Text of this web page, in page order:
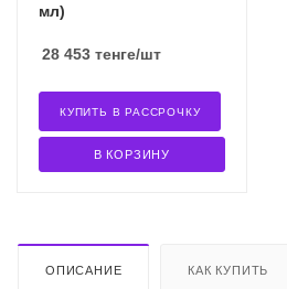
мл)
28 453 тенге/шт
В КОРЗИНУ
КУПИТЬ В РАССРОЧКУ
ОПИСАНИЕ КАК КУПИТЬ